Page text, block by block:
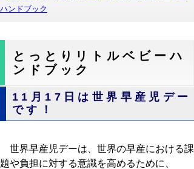
ハンドブック
とっとりリトルベビーハ
ンドブック
11月17日は世界早産児デー
です！
世界早産児デーは、世界の早産における課
題や負担に対する意識を高めるために、